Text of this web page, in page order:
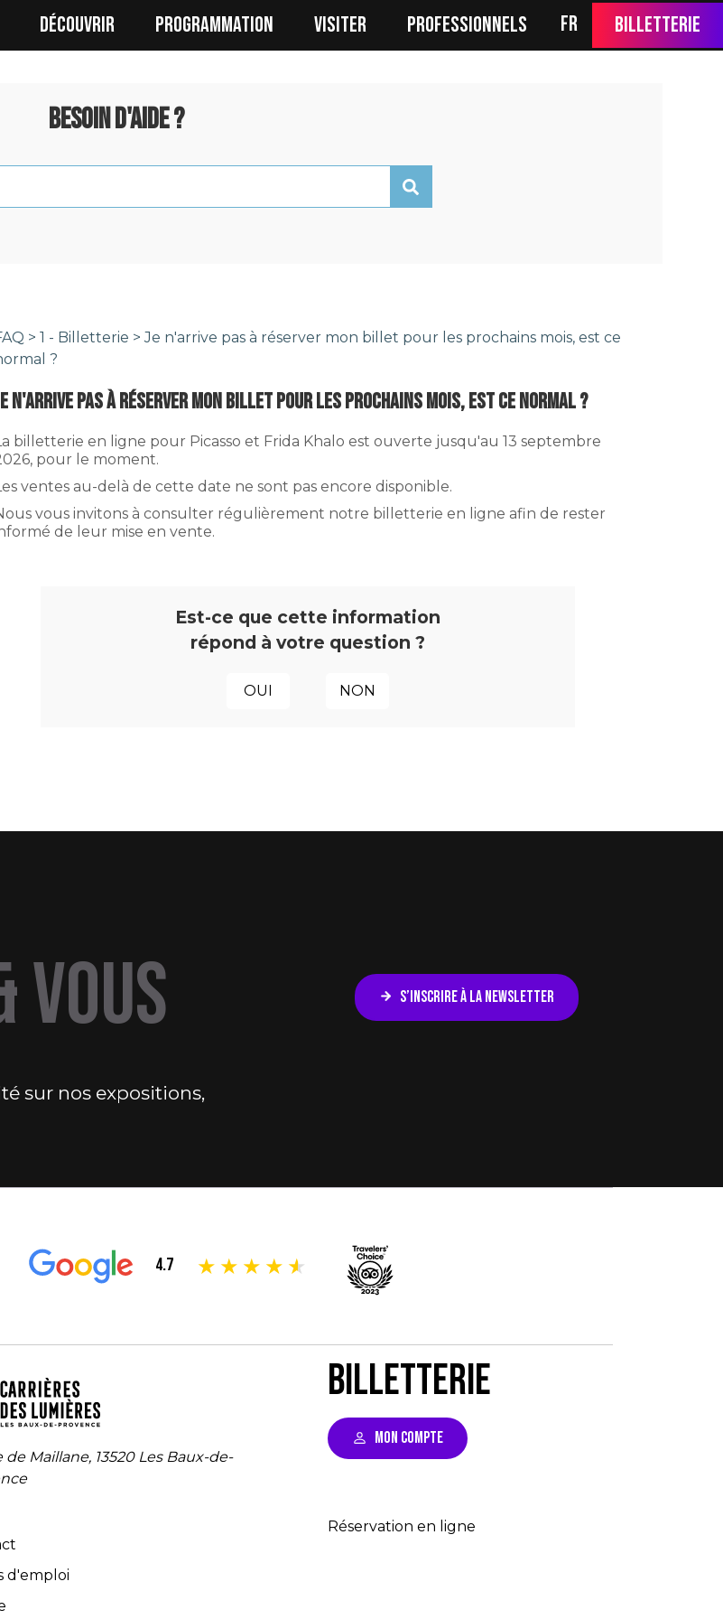
DÉCOUVRIR PROGRAMMATION VISITER PROFESSIONNELS FR Billetterie
Besoin d'aide ?
> 1 - Billetterie > Je n'arrive pas à réserver mon billet pour les prochains mois, est ce
?
JE N'ARRIVE PAS À RÉSERVER MON BILLET POUR LES PROCHAINS MOIS, EST CE NORMAL ?
billetterie en ligne pour Picasso et Frida Khalo est ouverte jusqu'au 13 septembre
pour le moment.
ventes au-delà de cette date ne sont pas encore disponible.
vous invitons à consulter régulièrement notre billetterie en ligne afin de rester
de leur mise en vente.
Est-ce que cette information
répond à votre question ?
OUI NON
VOUS
sur nos expositions,
S’INSCRIRE À LA NEWSLETTER
4.7
de Maillane, 13520 Les Baux-de-
d'emploi
Billetterie
MON COMPTE
Réservation en ligne